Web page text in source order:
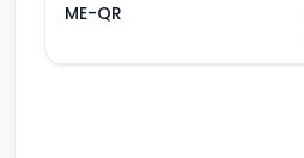
ME-QR